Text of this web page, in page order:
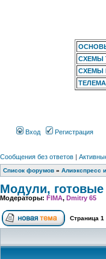
СХЕМЫ
СХЕМЫ
Вход Регистрация
Сообщения без ответов |
Список форумов » Алиэкспресс
Модули, готовые
Модераторы: FIMA, Dmitry 65
Страница 1